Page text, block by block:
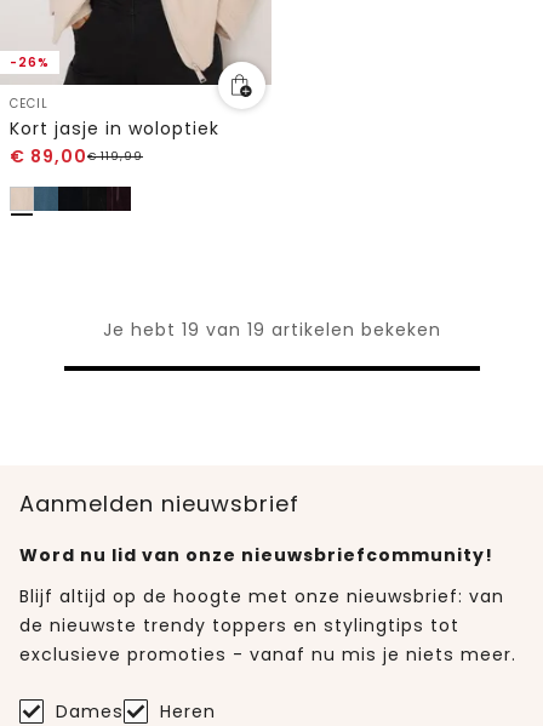
-26%
CECIL
Kort jasje in woloptiek
€ 89,00€119,99
Je hebt 19 van 19 artikelen bekeken
Aanmelden nieuwsbrief
Word nu lid van onze nieuwsbriefcommunity!
Blijf altijd op de hoogte met onze nieuwsbrief: van
de nieuwste trendy toppers en stylingtips tot
exclusieve promoties - vanaf nu mis je niets meer.
Dames Heren